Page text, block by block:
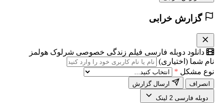
گزارش خرابی
دانلود دوبله فارسی فیلم زندگی خصوصی شرلوک هولمز
نام شما (اختیاری)
نوع مشکل *
انصراف
️ دوبله فارسی 2 لینک